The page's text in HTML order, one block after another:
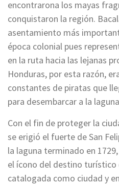
encontrarona los mayas
conquistaron la región.
asentamiento más
época colonial pues
en la ruta hacia las lejanas
Honduras, por esta razón,
constantes de piratas que
para desembarcar a la
Con el fin de proteger la
se erigió el fuerte de San
la laguna terminado en
el ícono del destino turístico
catalogada como ciudad y